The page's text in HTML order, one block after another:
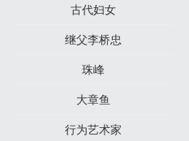
古代妇女
继父李桥忠
珠峰
大章鱼
行为艺术家